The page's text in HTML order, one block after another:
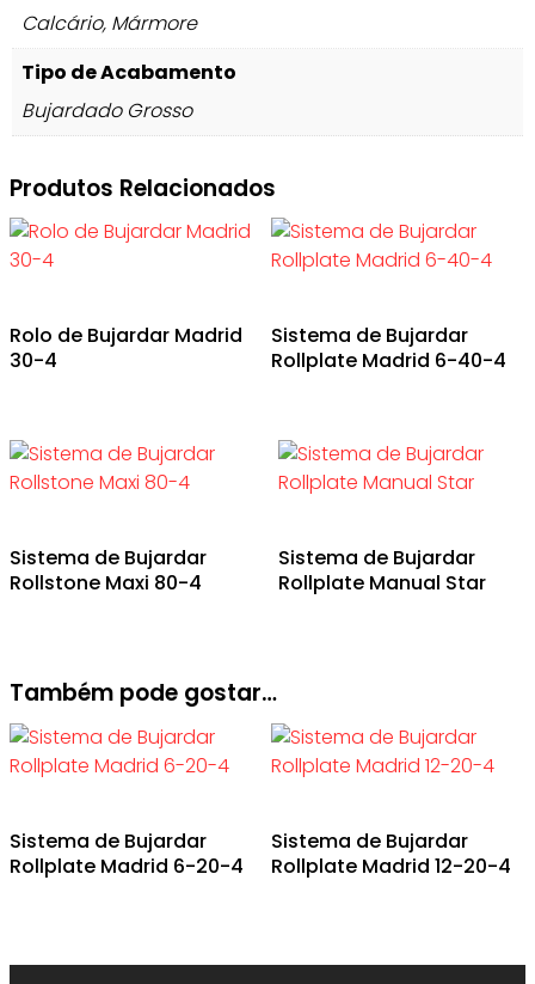
Calcário, Mármore
Tipo de Acabamento
Bujardado Grosso
Produtos Relacionados
Rolo de Bujardar Madrid
30-4
Sistema de Bujardar
Rollplate Madrid 6-40-4
Sistema de Bujardar
Rollstone Maxi 80-4
Sistema de Bujardar
Rollplate Manual Star
Também pode gostar…
Sistema de Bujardar
Rollplate Madrid 6-20-4
Sistema de Bujardar
Rollplate Madrid 12-20-4